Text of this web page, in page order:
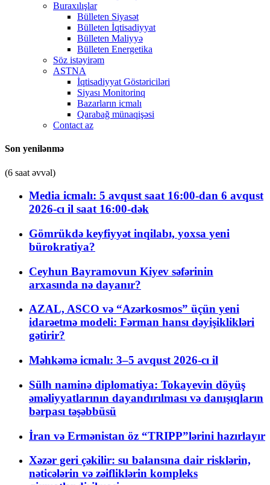
Buraxılışlar
Bülleten Siyasət
Bülleten İqtisadiyyat
Bülleten Maliyyə
Bülleten Energetika
Söz istəyirəm
ASTNA
İqtisadiyyat Göstəriciləri
Siyası Monitorinq
Bazarların icmalı
Qarabağ münaqişəsi
Contact az
Son yenilənmə
(6 saat əvvəl)
Media icmalı: 5 avqust saat 16:00-dan 6 avqust
2026-cı il saat 16:00-dək
Gömrükdə keyfiyyət inqilabı, yoxsa yeni
bürokratiya?
Ceyhun Bayramovun Kiyev səfərinin
arxasında nə dayanır?
AZAL, ASCO və “Azərkosmos” üçün yeni
idarəetmə modeli: Fərman hansı dəyişiklikləri
gətirir?
Məhkəmə icmalı: 3–5 avqust 2026-cı il
Sülh naminə diplomatiya: Tokayevin döyüş
əməliyyatlarının dayandırılması və danışıqların
bərpası təşəbbüsü
İran və Ermənistan öz “TRIPP”lərini hazırlayır
Xəzər geri çəkilir: su balansına dair risklərin,
nəticələrin və zəifliklərin kompleks